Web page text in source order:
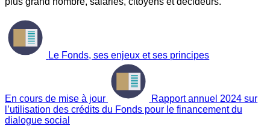
Le Fonds, ses enjeux et ses principes
En cours de mise à jour
Rapport annuel 2024 sur
l’utilisation des crédits du Fonds pour le financement du
dialogue social